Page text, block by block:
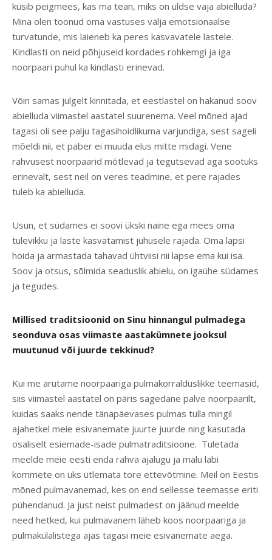
küsib peigmees, kas ma tean, miks on üldse vaja abielluda?
Mina olen toonud oma vastuses välja emotsionaalse
turvatunde, mis laieneb ka peres kasvavatele lastele.
Kindlasti on neid põhjuseid kordades rohkemgi ja iga
noorpaari puhul ka kindlasti erinevad.
Võin samas julgelt kinnitada, et eestlastel on hakanud soov
abielluda viimastel aastatel suurenema. Veel mõned ajad
tagasi oli see palju tagasihoidlikuma varjundiga, sest sageli
mõeldi nii, et paber ei muuda elus mitte midagi. Vene
rahvusest noorpaarid mõtlevad ja tegutsevad aga sootuks
erinevalt, sest neil on veres teadmine, et pere rajades
tuleb ka abielluda.
Usun, et südames ei soovi ükski naine ega mees oma
tulevikku ja laste kasvatamist juhusele rajada. Oma lapsi
hoida ja armastada tahavad ühtviisi nii lapse ema kui isa.
Soov ja otsus, sõlmida seaduslik abielu, on igaühe südames
ja tegudes.
Millised traditsioonid on Sinu hinnangul pulmadega
seonduva osas viimaste aastakümnete jooksul
muutunud või juurde tekkinud?
Kui me arutame noorpaariga pulmakorralduslikke teemasid,
siis viimastel aastatel on päris sagedane palve noorpaarilt,
kuidas saaks nende tänapäevases pulmas tulla mingil
ajahetkel meie esivanemate juurte juurde ning kasutada
osaliselt esiemade-isade pulmatraditsioone. Tuletada
meelde meie eesti enda rahva ajalugu ja mälu läbi
kommete on üks ütlemata tore ettevõtmine. Meil on Eestis
mõned pulmavanemad, kes on end sellesse teemasse eriti
pühendanud. Ja just neist pulmadest on jäänud meelde
need hetked, kui pulmavanem läheb koos noorpaariga ja
pulmakülalistega ajas tagasi meie esivanemate aega.